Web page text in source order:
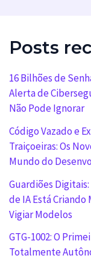
Posts
16 Bilhões de
Alerta de
Não Pode Ignorar
Código Vazado e
Traiçoeiras: Os
Mundo do
Guardiões
de IA Está Criando
Vigiar Modelos
GTG-1002: O
Totalmente